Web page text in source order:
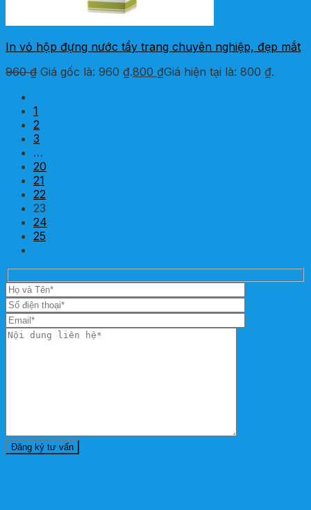
In vỏ hộp đựng nước tẩy trang chuyên nghiệp, đẹp mắt
960₫ Giá gốc là: 960 ₫.800 ₫Giá hiện tại là: 800 ₫.
1
2
3
…
20
21
22
23
24
25